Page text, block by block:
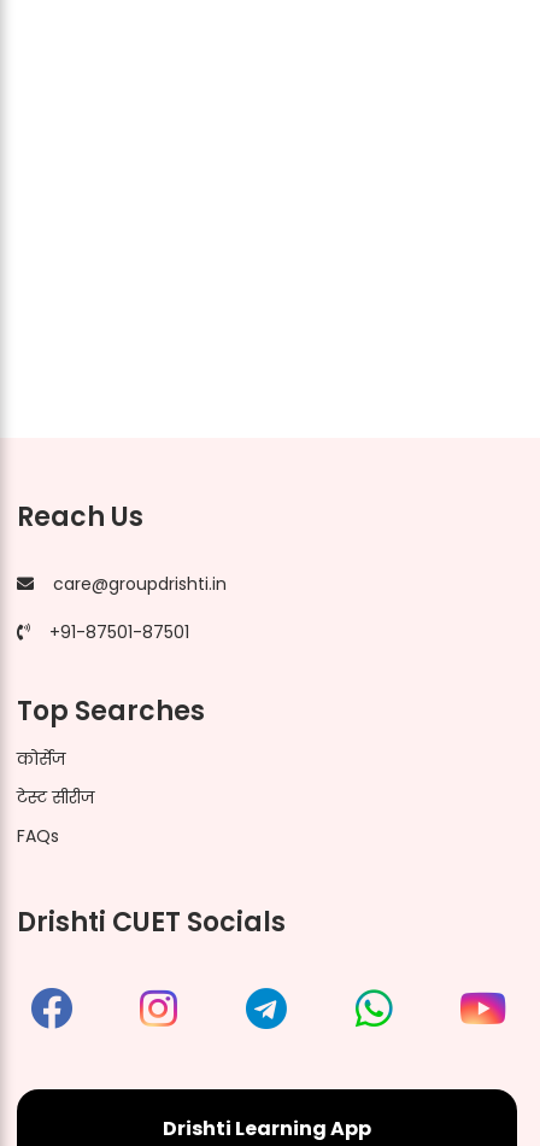
Reach Us
care@groupdrishti.in
+91-87501-87501
Top Searches
कोर्सेज
टेस्ट सीरीज
FAQs
Drishti CUET Socials
Drishti Learning App